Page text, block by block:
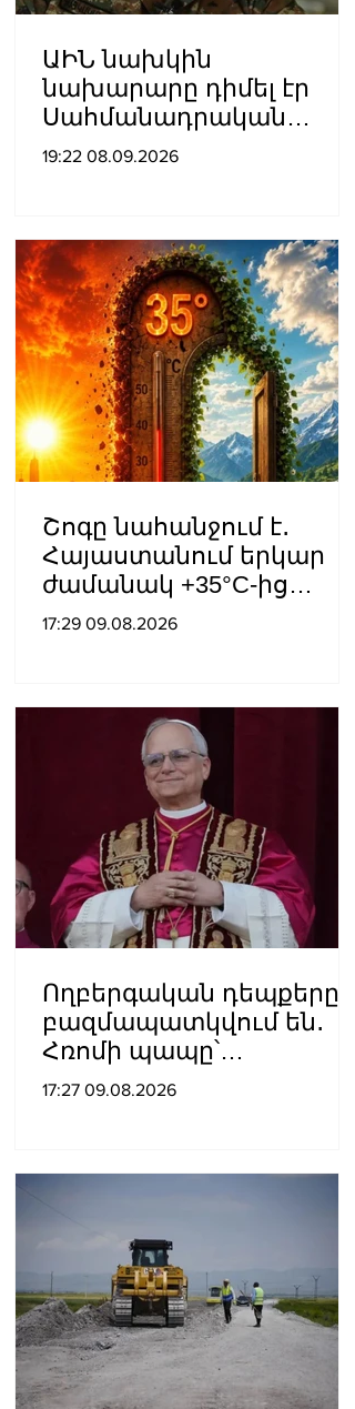
ԱԻՆ նախկին
նախարարը դիմել էր
Սահմանադրական
դատարան․ գործի
19:22 08.09.2026
Շոգը նահանջում է․
Հայաստանում երկար
ժամանակ +35°C-ից
բարձր ջերմաստիճան
17:29 09.08.2026
Ողբերգական դեպքերը
բազմապատկվում են․
Հռոմի պապը՝
Ուկրաինայի
17:27 09.08.2026